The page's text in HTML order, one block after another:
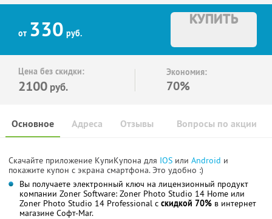
от 330 руб.
КУПИТЬ
Цена без скидки:
2100 руб.
Экономия:
70%
Основное Отзывы Вопросы по акции
Адреса
Скачайте приложение КупиКупона для IOS или Android и
покажите купон с экрана смартфона. Это удобно :)
Вы получаете электронный ключ на лицензионный продукт
компании Zoner Software: Zoner Photo Studio 14 Home или
Zoner Photo Studio 14 Professional с скидкой 70% в интернет
магазине Софт-Маг.